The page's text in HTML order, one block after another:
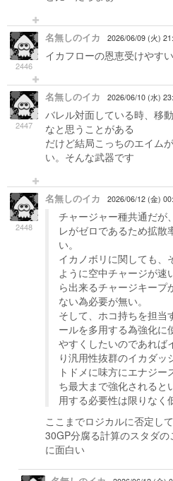
2446
名無しのイカ 2026/06/09 (火)
イカフローの恩恵受けやす
2447
名無しのイカ 2026/06/10 (水)
バレル対面している時、移
なと思うことがある
だけど結局こっちのエイム
い。そんな武器です
2448
名無しのイカ 2026/06/12 (金)
チャージャー種共通だが
レがゼロであるため拡散
い。
イカノボリに関しても
ように空中チャージが速
ら出来るチャージキープ
ない為必要が無い。
そして、ホコ持ちを担当
ールを多用する為強化に
やすくしたいのであれば
り汎用性抜群のイカダッ
トドメに味方にエナジ
ち最大まで強化されると
用する必要性は限りなく
ここまでロジカルに否定し
30GP分腐る計算のスタダ
に面白い